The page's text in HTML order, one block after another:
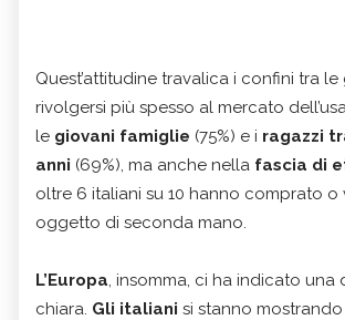
Quest’attitudine travalica i confini tra le
rivolgersi più spesso al mercato
le giovani famiglie (75%) e i ragazzi
anni (69%), ma anche nella fascia di
oltre 6 italiani su 10 hanno comprato o
oggetto di seconda mano.
L’Europa, insomma, ci ha indicato una
chiara. Gli italiani si stanno